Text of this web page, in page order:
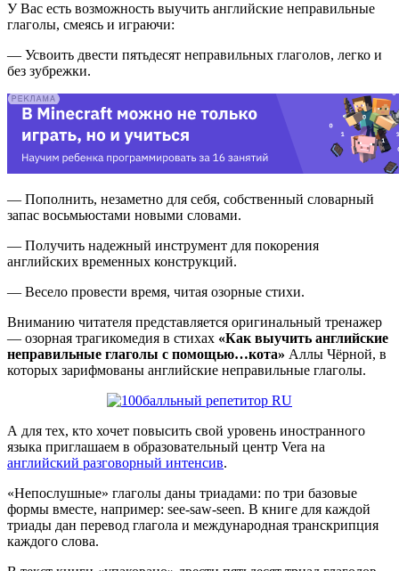
У Вас есть возможность выучить английские неправильные
глаголы, смеясь и играючи:
— Усвоить двести пятьдесят неправильных глаголов, легко и
без зубрежки.
— Пополнить, незаметно для себя, собственный словарный
запас восьмьюстами новыми словами.
— Получить надежный инструмент для покорения
английских временных конструкций.
— Весело провести время, читая озорные стихи.
Вниманию читателя представляется оригинальный тренажер
— озорная трагикомедия в стихах «Как выучить английские
неправильные глаголы с помощью…кота» Аллы Чёрной, в
которых зарифмованы английские неправильные глаголы.
А для тех, кто хочет повысить свой уровень иностранного
языка приглашаем в образовательный центр Vera на
английский разговорный интенсив.
«Непослушные» глаголы даны триадами: по три базовые
формы вместе, например: see-saw-seen. В книге для каждой
триады дан перевод глагола и международная транскрипция
каждого слова.